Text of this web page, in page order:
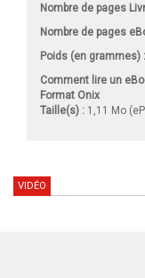
Nombre de pages
Nombre de pages
Poids (en grammes) :
Comment lire un
Format Onix
Taille(s) : 1,11 Mo
VIDÉO